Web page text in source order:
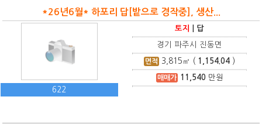
*26년6월* 하포리 답[밭으로 경작중], 생산...
622
토지 답
경기 파주시 진동면
면적 3,815 ㎡ ( 1,154.04 )
매매가 11,540만원